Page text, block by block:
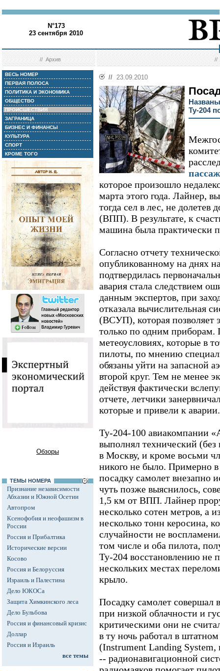
N°173
23 сентября 2010
//Архив //
ВЕСЬ НОМЕР
ПЕРВАЯ ПОЛОСА
ПОЛИТИКА И ЭКОНОМИКА
ОБЩЕСТВО
ПРОИСШЕСТВИЯ
ЗАГРАНИЦА
БИЗНЕС И ФИНАНСЫ
КУЛЬТУРА
СПОРТ
КРОМЕ ТОГО
Обзоры
ТЕМЫ НОМЕРА
Признание независимости
Абхазии и Южной Осетии
Автопром
Ксенофобия и неофашизм в
России
Россия и Прибалтика
Исторические версии
Косово
Россия и Белоруссия
Израиль и Палестина
Дело ЮКОСа
Защита Химкинского леса
Дело Бульбова
Россия и финансовый кризис
Доллар
Россия и Израиль
все темы
// 23.09.2010
Ту-204
которое произошло
марта этого года. Лайнер,
тогда сел в лес, не долетев
(ВПП). В результате, к
машина была практически
Согласно отчету
опубликованному на днях
подтвердилась
авария стала следствием
данным экспертов, при
отказала вычислительная
(ВСУП), которая позволяет
только по одним приборам.
метеоусловиях, которые в
пилоты, по мнению
обязаны уйти на запасной
второй круг. Тем не менее
действуя фактически
отчете, летчики
которые и привели к аварии.
Ту-204-100 авиакомпании
выполнял технический
в Москву, и кроме восьми
никого не было. Примерно
посадку самолет внезапно
чуть позже выяснилось,
1,5 км от ВПП. Лайнер
несколько сотен метров, а
несколько тонн керосина,
случайности не
том числе и оба пилота,
Ту-204 восстановлению не
нескольких местах
крыло.
Посадку самолет совершал
при низкой облачности и
критическими они не
в ту ночь работал в
(Instrument Landing System,
-- радионавигационной